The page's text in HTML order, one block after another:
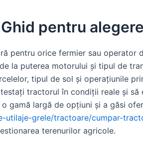
pentru
pentru orice fermier sau operator
la puterea motorului și tipul de
tipul de sol și operațiunile
tractorul în condiții reale și
gamă largă de opțiuni și a găsi
utilaje-grele/tractoare/cumpar-
terenurilor agricole.